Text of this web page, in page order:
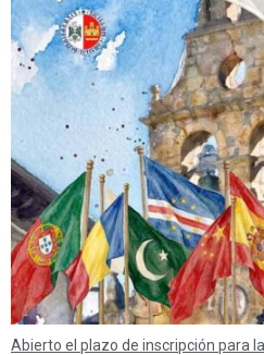
Abierto el plazo de inscripción para